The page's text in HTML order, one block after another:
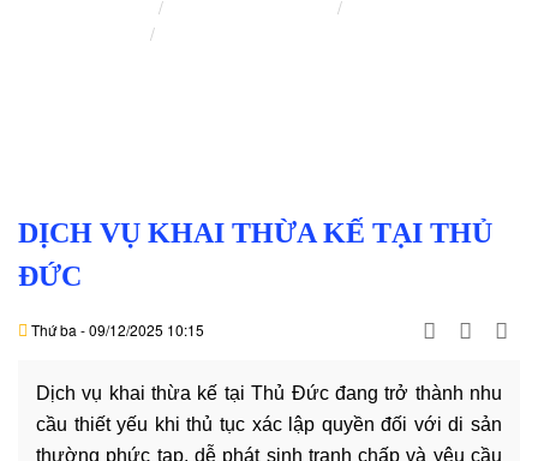
DỊCH
VỤ
VĂN
THỦ
TỤC
DỊCH VỤ KHAI THỪA KẾ TẠI THỦ
ĐỨC
Thứ ba - 09/12/2025 10:15
Dịch vụ khai thừa kế tại Thủ Đức đang trở thành nhu
cầu thiết yếu khi thủ tục xác lập quyền đối với di sản
thường phức tạp, dễ phát sinh tranh chấp và yêu cầu